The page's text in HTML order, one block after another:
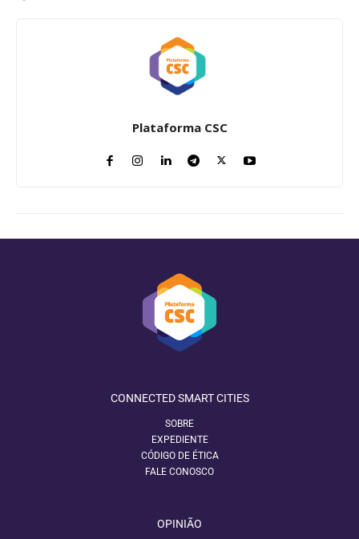
Plataforma CSC
CONNECTED SMART CITIES
SOBRE
EXPEDIENTE
CÓDIGO DE ÉTICA
FALE CONOSCO
OPINIÃO